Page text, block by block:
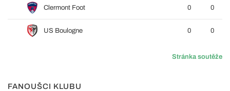
Clermont Foot 0 0
US Boulogne 0 0
Stránka soutěže
FANOUŠCI KLUBU